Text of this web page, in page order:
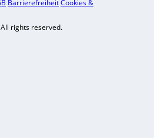
BarrierefreiheitCookies &
rights reserved.